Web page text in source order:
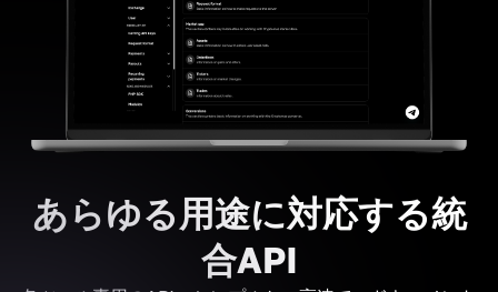
あらゆる用途に対応する統
合API